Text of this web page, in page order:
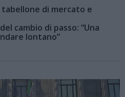
di mercato e
cambio di passo: “Una
lontano”